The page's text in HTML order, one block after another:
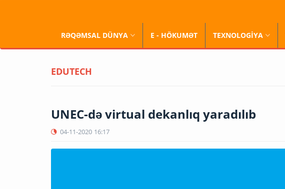
RƏQƏMSAL DÜNYA E - HÖKUMƏT TEXNOLOGİYA
EDUTECH
UNEC-də virtual dekanlıq yaradılıb
04-11-2020 16:17